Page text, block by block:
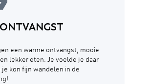
een warme ontvangst, mooie
lekker eten. Je voelde je daar
je kon fijn wandelen in de